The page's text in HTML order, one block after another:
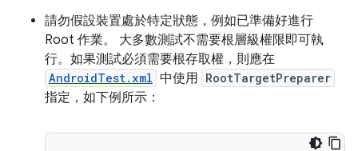
請勿假設裝置處於特定狀態，例如已準備好進行
Root 作業。 大多數測試不需要根層級權限即可執
行。如果測試必須需要根存取權，則應在
AndroidTest.xml 中使用 RootTargetPreparer
指定，如下例所示：